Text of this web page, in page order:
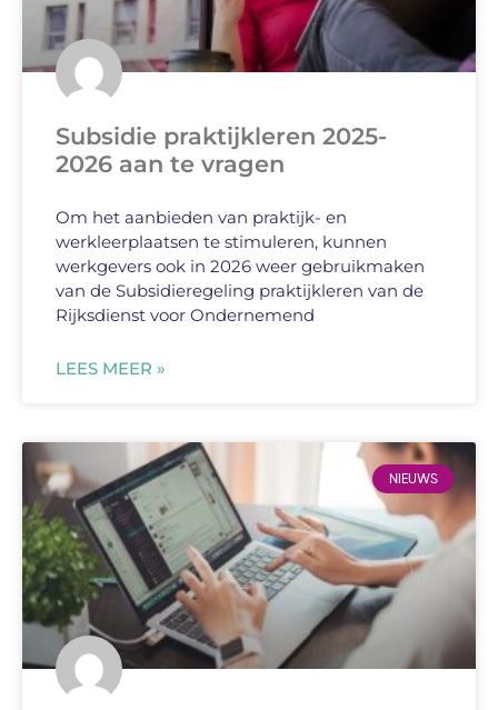
Subsidie praktijkleren 2025-
2026 aan te vragen
Om het aanbieden van praktijk- en
werkleerplaatsen te stimuleren, kunnen
werkgevers ook in 2026 weer gebruikmaken
van de Subsidieregeling praktijkleren van de
Rijksdienst voor Ondernemend
LEES MEER »
NIEUWS